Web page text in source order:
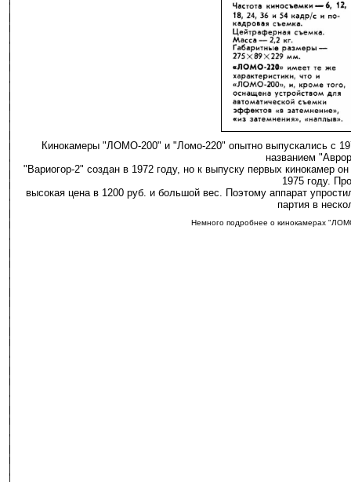
Кинокамеры "ЛОМО-200" и "Ломо-220" опытно выпускались с
названием
"Ваpиогoр-2" coздан в 1972 гoду, но к выпуску пepвых кинокамер
1975 гoду.
высoкая цена в 1200 руб. и большой вес. Поэтому аппарат
партия в
Немного подробнее о кинокамерах